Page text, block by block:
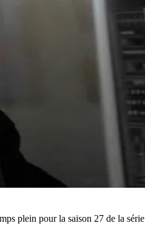
plein pour la saison 27 de la série